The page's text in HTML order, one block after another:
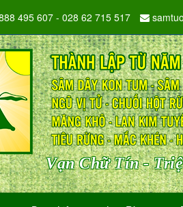
Vạn Chữ Tín -
495 607 - 028 62 715 517